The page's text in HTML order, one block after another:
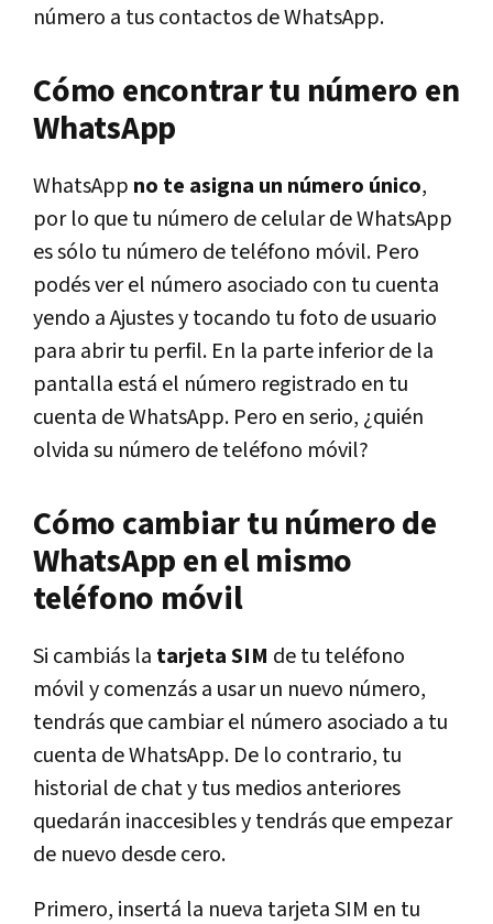
número a tus contactos de WhatsApp.
Cómo encontrar tu número en
WhatsApp
WhatsApp no te asigna un número único,
por lo que tu número de celular de WhatsApp
es sólo tu número de teléfono móvil. Pero
podés ver el número asociado con tu cuenta
yendo a Ajustes y tocando tu foto de usuario
para abrir tu perfil. En la parte inferior de la
pantalla está el número registrado en tu
cuenta de WhatsApp. Pero en serio, ¿quién
olvida su número de teléfono móvil?
Cómo cambiar tu número de
WhatsApp en el mismo
teléfono móvil
Si cambiás la tarjeta SIM de tu teléfono
móvil y comenzás a usar un nuevo número,
tendrás que cambiar el número asociado a tu
cuenta de WhatsApp. De lo contrario, tu
historial de chat y tus medios anteriores
quedarán inaccesibles y tendrás que empezar
de nuevo desde cero.
Primero, insertá la nueva tarjeta SIM en tu